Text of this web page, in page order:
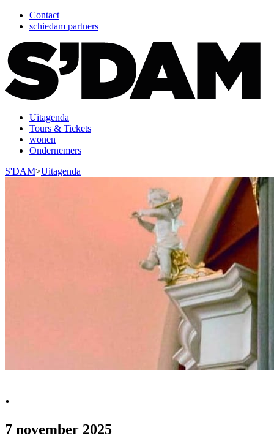
Contact
schiedam partners
Uitagenda
Tours & Tickets
wonen
Ondernemers
S'DAM>Uitagenda
.
7 november 2025